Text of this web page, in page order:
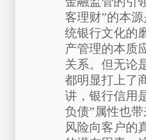
客理财”的本
统银行文化的
产管理的本质
关系。但无论
都明显打上了
讲，银行信用
负债”属性也
风险向客户的